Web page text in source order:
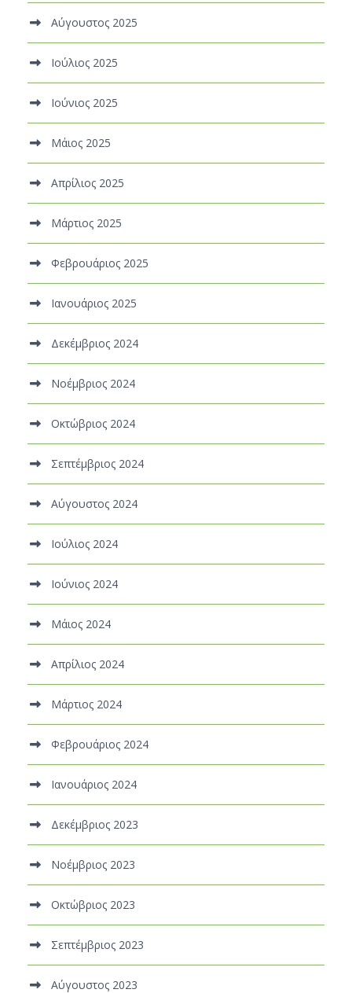
Αύγουστος 2025
Ιούλιος 2025
Ιούνιος 2025
Μάιος 2025
Απρίλιος 2025
Μάρτιος 2025
Φεβρουάριος 2025
Ιανουάριος 2025
Δεκέμβριος 2024
Νοέμβριος 2024
Οκτώβριος 2024
Σεπτέμβριος 2024
Αύγουστος 2024
Ιούλιος 2024
Ιούνιος 2024
Μάιος 2024
Απρίλιος 2024
Μάρτιος 2024
Φεβρουάριος 2024
Ιανουάριος 2024
Δεκέμβριος 2023
Νοέμβριος 2023
Οκτώβριος 2023
Σεπτέμβριος 2023
Αύγουστος 2023